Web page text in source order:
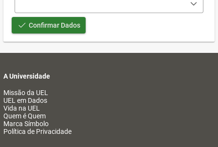
Confirmar Dados
A Universidade
Missão da UEL
UEL em Dados
Vida na UEL
Quem é Quem
Marca Símbolo
Política de Privacidade